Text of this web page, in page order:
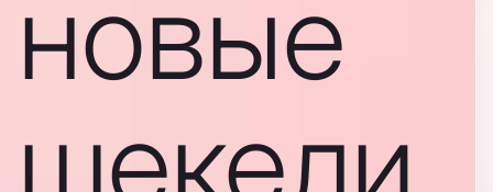
новые
шекели